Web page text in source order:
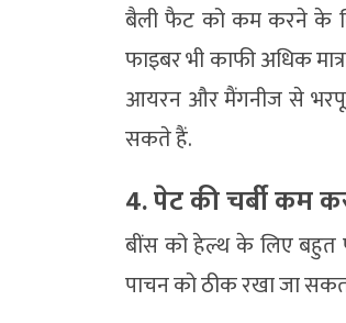
बैली फैट को कम करने के
फाइबर भी काफी अधिक
आयरन और मैंगनीज से
सकते हैं.
4. पेट की चर्बी कम
बींस को हेल्थ के लिए बहुत
पाचन को ठीक रखा जा